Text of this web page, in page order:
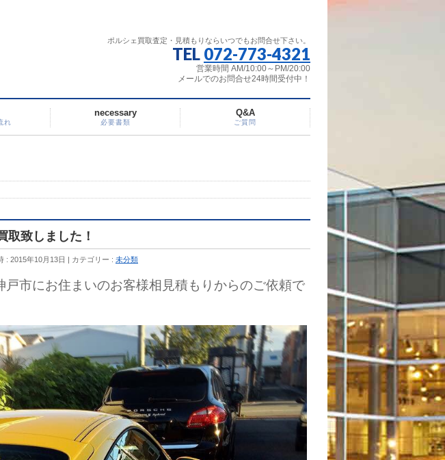
ポルシェ買取査定・見積もりならいつでもお問合せ下さい。
TEL 072-773-4321
営業時間 AM/10:00～PM/20:00
メールでのお問合せ24時間受付中！
れ
necessary
必要書類
Q&A
ご質問
致しました！
: 2015年10月13日 カテゴリー : 未分類
戸市にお住まいのお客様相見積もりからのご依頼で